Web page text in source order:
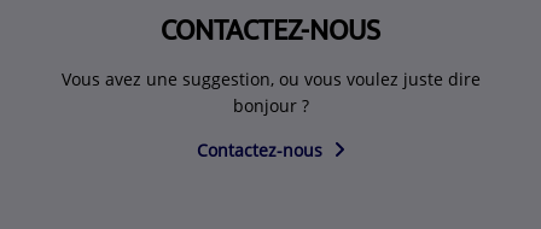
CONTACTEZ-NOUS
Vous avez une suggestion, ou vous voulez juste dire
bonjour ?
Contactez-nous